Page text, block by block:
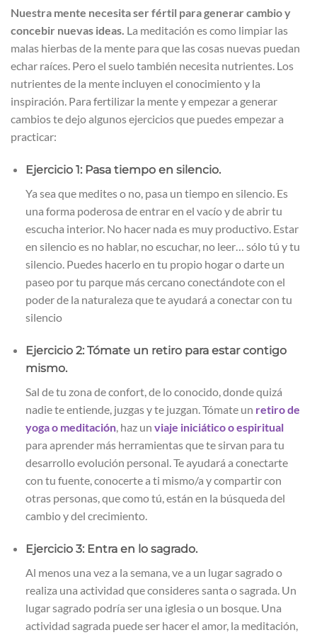
Nuestra mente necesita ser fértil para generar cambio y
concebir nuevas ideas. La meditación es como limpiar las
malas hierbas de la mente para que las cosas nuevas puedan
echar raíces. Pero el suelo también necesita nutrientes. Los
nutrientes de la mente incluyen el conocimiento y la
inspiración. Para fertilizar la mente y empezar a generar
cambios te dejo algunos ejercicios que puedes empezar a
practicar:
Ejercicio 1: Pasa tiempo en silencio.
Ya sea que medites o no, pasa un tiempo en silencio. Es
una forma poderosa de entrar en el vacío y de abrir tu
escucha interior. No hacer nada es muy productivo. Estar
en silencio es no hablar, no escuchar, no leer… sólo tú y tu
silencio. Puedes hacerlo en tu propio hogar o darte un
paseo por tu parque más cercano conectándote con el
poder de la naturaleza que te ayudará a conectar con tu
silencio
Ejercicio 2: Tómate un retiro para estar contigo
mismo.
Sal de tu zona de confort, de lo conocido, donde quizá
nadie te entiende, juzgas y te juzgan. Tómate un retiro de
yoga o meditación, haz un viaje iniciático o espiritual
para aprender más herramientas que te sirvan para tu
desarrollo evolución personal. Te ayudará a conectarte
con tu fuente, conocerte a ti mismo/a y compartir con
otras personas, que como tú, están en la búsqueda del
cambio y del crecimiento.
Ejercicio 3: Entra en lo sagrado.
Al menos una vez a la semana, ve a un lugar sagrado o
realiza una actividad que consideres santa o sagrada. Un
lugar sagrado podría ser una iglesia o un bosque. Una
actividad sagrada puede ser hacer el amor, la meditación,